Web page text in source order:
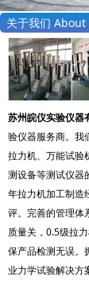
关于我们 About
苏州皖仪实验仪器
验仪器服务商。我
拉力机、万能试验
测设备等测试仪器
年拉力机加工制造
评。完善的管理体
质量关，0.5级拉
保产品检测无误。
业力学试验解决方